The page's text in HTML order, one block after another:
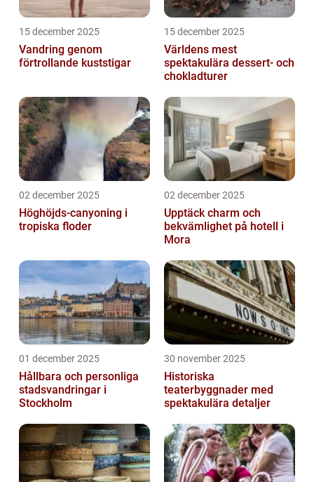
15 december 2025
Vandring genom
förtrollande kuststigar
15 december 2025
Världens mest
spektakulära dessert- och
chokladturer
02 december 2025
Höghöjds-canyoning i
tropiska floder
02 december 2025
Upptäck charm och
bekvämlighet på hotell i
Mora
01 december 2025
Hållbara och personliga
stadsvandringar i
Stockholm
30 november 2025
Historiska
teaterbyggnader med
spektakulära detaljer